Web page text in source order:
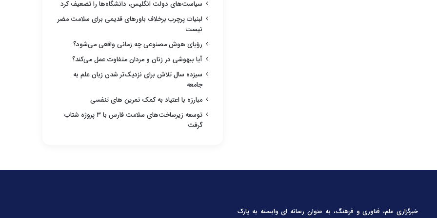
سیاست‌های دولت انگلیس، دانشگاه‌ها را تضعیف کرد
لبنیات پرچرب برخلاف باورهای قدیمی برای سلامت مضر
نیست
رؤیای هوش مصنوعی چه زمانی واقعی می‌شود؟
آیا بیهوشی در زنان و مردان متفاوت عمل می‌کند؟
سیزده سال تلاش برای نزدیک‌تر شدن زبان علم به
جامعه
مبارزه با اعتیاد به کمک تمرین های تنفسی
توسعه زیرساخت‌های سلامت فارس با ۳ پروژه شتاب
گرفت
خبرگزاری علم، فناوری و فرهنگ، به عنوان رسانه ای وابسته به پارک